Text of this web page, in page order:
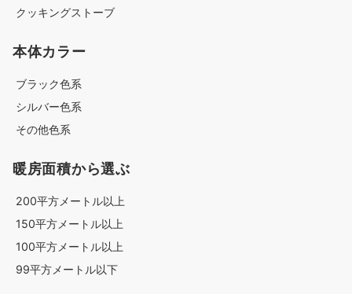
クッキングストーブ
本体カラー
ブラック色系
シルバー色系
その他色系
暖房面積から選ぶ
200平方メートル以上
150平方メートル以上
100平方メートル以上
99平方メートル以下